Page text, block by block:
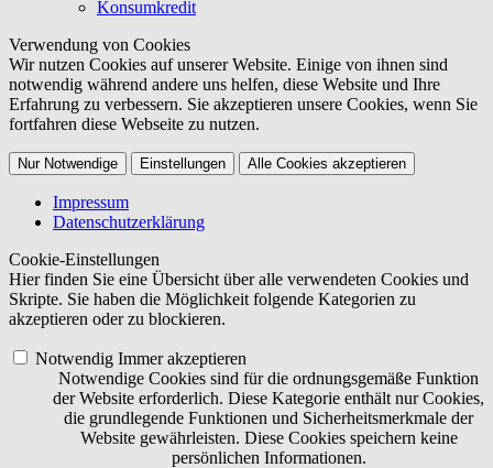
Konsumkredit
Verwendung von Cookies
Wir nutzen Cookies auf unserer Website. Einige von ihnen sind
notwendig während andere uns helfen, diese Website und Ihre
Erfahrung zu verbessern. Sie akzeptieren unsere Cookies, wenn Sie
fortfahren diese Webseite zu nutzen.
Nur Notwendige Einstellungen Alle Cookies akzeptieren
Impressum
Datenschutzerklärung
Cookie-Einstellungen
Hier finden Sie eine Übersicht über alle verwendeten Cookies und
Skripte. Sie haben die Möglichkeit folgende Kategorien zu
akzeptieren oder zu blockieren.
Notwendig Immer akzeptieren
Notwendige Cookies sind für die ordnungsgemäße Funktion
der Website erforderlich. Diese Kategorie enthält nur Cookies,
die grundlegende Funktionen und Sicherheitsmerkmale der
Website gewährleisten. Diese Cookies speichern keine
persönlichen Informationen.